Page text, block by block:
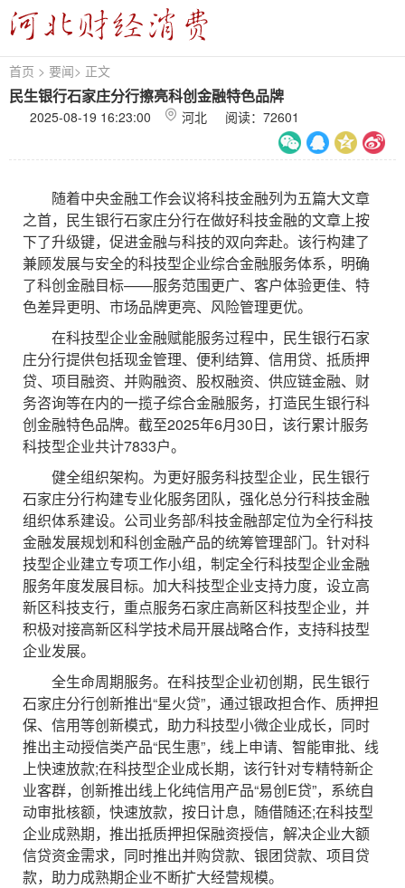
首页 > 要闻> 正文
民生银行石家庄分行擦亮科创金融特色品牌
2025-08-19 16:23:00 河北 阅读： 72601
随着中央金融工作会议将科技金融列为五篇大文章
之首，民生银行石家庄分行在做好科技金融的文章上按
下了升级键，促进金融与科技的双向奔赴。该行构建了
兼顾发展与安全的科技型企业综合金融服务体系，明确
了科创金融目标——服务范围更广、客户体验更佳、特
色差异更明、市场品牌更亮、风险管理更优。
在科技型企业金融赋能服务过程中，民生银行石家
庄分行提供包括现金管理、便利结算、信用贷、抵质押
贷、项目融资、并购融资、股权融资、供应链金融、财
务咨询等在内的一揽子综合金融服务，打造民生银行科
创金融特色品牌。截至2025年6月30日，该行累计服务
科技型企业共计7833户。
健全组织架构。为更好服务科技型企业，民生银行
石家庄分行构建专业化服务团队，强化总分行科技金融
组织体系建设。公司业务部/科技金融部定位为全行科技
金融发展规划和科创金融产品的统筹管理部门。针对科
技型企业建立专项工作小组，制定全行科技型企业金融
服务年度发展目标。加大科技型企业支持力度，设立高
新区科技支行，重点服务石家庄高新区科技型企业，并
积极对接高新区科学技术局开展战略合作，支持科技型
企业发展。
全生命周期服务。在科技型企业初创期，民生银行
石家庄分行创新推出“星火贷”，通过银政担合作、质押担
保、信用等创新模式，助力科技型小微企业成长，同时
推出主动授信类产品“民生惠”，线上申请、智能审批、线
上快速放款;在科技型企业成长期，该行针对专精特新企
业客群，创新推出线上化纯信用产品“易创E贷”，系统自
动审批核额，快速放款，按日计息，随借随还;在科技型
企业成熟期，推出抵质押担保融资授信，解决企业大额
信贷资金需求，同时推出并购贷款、银团贷款、项目贷
款，助力成熟期企业不断扩大经营规模。